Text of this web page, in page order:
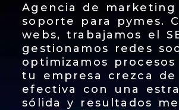
Agencia de
soporte para pymes.
webs, trabajamos el
gestionamos redes
optimizamos
tu empresa crezca de
efectiva con una
sólida y resultados